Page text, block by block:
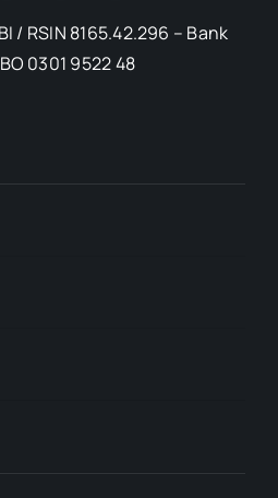
/ RSIN 8165.42.296 – Bank
0301 9522 48